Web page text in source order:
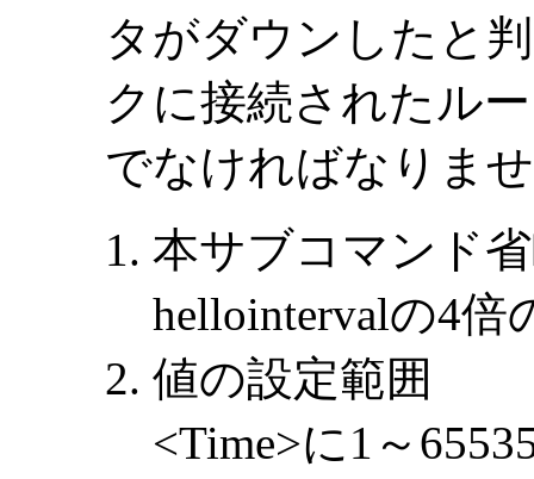
タがダウンしたと
クに接続されたル
でなければなりま
本サブコマンド
hellointervalの4倍
値の設定範囲
<Time>に1～